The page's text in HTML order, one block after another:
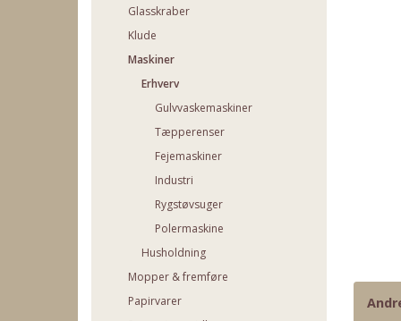
Glasskraber
Klude
Maskiner
Erhverv
Gulvvaskemaskiner
Tæpperenser
Fejemaskiner
Industri
Rygstøvsuger
Polermaskine
Husholdning
Mopper & fremføre
Papirvarer